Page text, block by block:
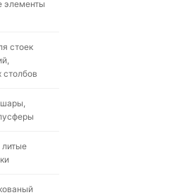
элементы
стоек
столбов